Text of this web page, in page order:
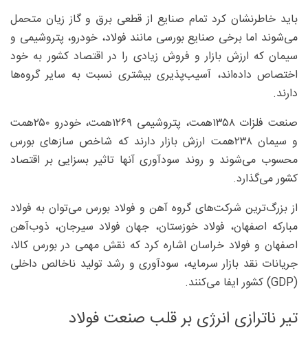
باید خاطرنشان کرد تمام صنایع از قطعی برق و گاز زیان متحمل
می‌شوند اما برخی صنایع بورسی مانند فولاد، خودرو، پتروشیمی و
سیمان که ارزش بازار و فروش زیادی را در اقتصاد کشور به خود
اختصاص داده‌اند، آسیب‌پذیری بیشتری نسبت به سایر گروه‌ها
دارند.
صنعت فلزات ۱۳۵۸همت، پتروشیمی ۱۲۶۹همت، خودرو ۲۵۰همت
و سیمان ۲۳۸همت ارزش بازار دارند که شاخص ساز‌های بورس
محسوب می‌شوند و روند سودآوری آنها تاثیر بسزایی بر اقتصاد
کشور می‌گذارد.
از بزرگ‌ترین شرکت‌های گروه آهن و فولاد بورس می‌توان به فولاد
مبارکه اصفهان، فولاد خوزستان، جهان فولاد سیرجان، ذوب‌آهن
اصفهان و فولاد خراسان اشاره کرد که نقش مهمی در بورس کالا،
جریانات نقد بازار سرمایه، سودآوری و رشد تولید ناخالص داخلی
(GDP) کشور ایفا می‌کنند.
تیر ناترازی انرژی بر قلب صنعت فولاد